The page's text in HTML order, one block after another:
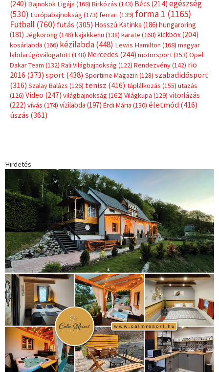
(240) Bajnokok Ligája (168) Birkózás (143) Bécs (214) egészség
(530) Európabajnokság (173) ferrari (139) forma 1 (1165)
Futball (760) futás (305) Hosszú Katinka (186) hungaroring
(181) Jégkorong (148) kajakkenu (138) karate (168) kickbox(204)
kosárlabda (166) kézilabda(448) Lewis Hamilton (168) magyar
labdarúgóválogatott(148) Mercedes (244) motorsport(153) Opel
Dakar Team (132) Rali Világbajnokság (122) Rendezvény(142) rio
2016 (373) sport(438) Sportime Magazin (128) szabadidősport
(316) Szalay Balázs (126) tenisz (416) táplálkozás (155) utazás
(126) Video (247) világbajnokság (162) Világkupa (129) vitorlázás
(222) vívás (174) vízilabda (197) Érdi Mária (130) életmód(416)
úszás (361)
Hirdetés